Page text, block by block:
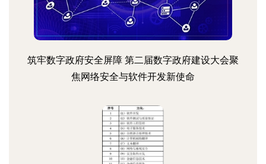
筑牢数字政府安全屏障 第二届数字政府建设大会聚
焦网络安全与软件开发新使命